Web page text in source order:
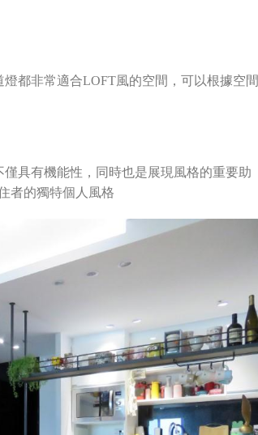
都非常適合LOFT風的空間，可以根據空間
具有機能性，同時也是展現風格的重要助
者的獨特個人風格